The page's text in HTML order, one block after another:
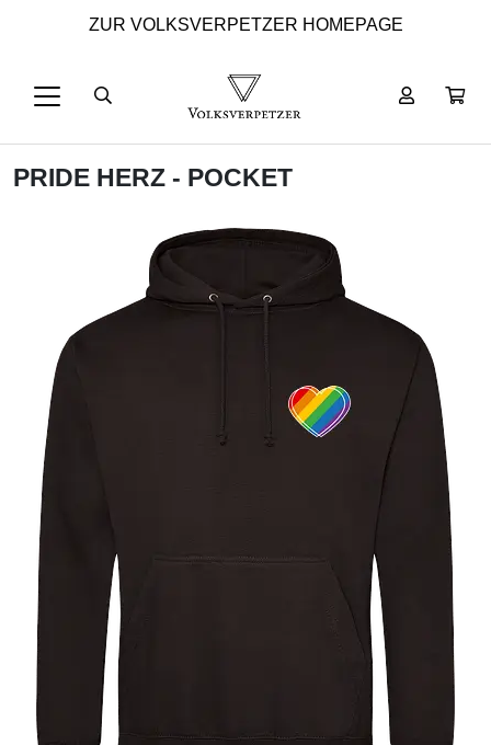
ZUR VOLKSVERPETZER HOMEPAGE
PRIDE HERZ - POCKET